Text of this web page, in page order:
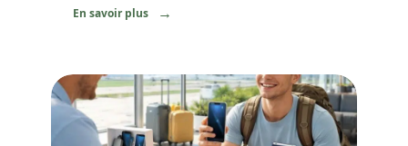
En savoir plus